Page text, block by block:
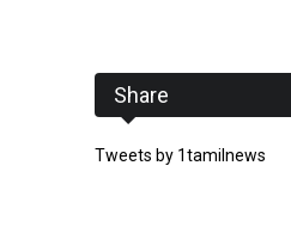
Share
Tweets by 1tamilnews